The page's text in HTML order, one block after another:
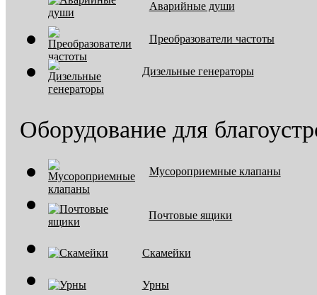
Аварийные души
Преобразователи частоты
Дизельные генераторы
Оборудование для
Мусороприемные клапаны
Почтовые ящики
Скамейки
Урны